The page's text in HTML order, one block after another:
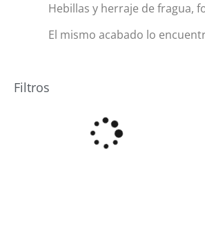
Hebillas y herraje de fragua,
El mismo acabado lo
Filtros